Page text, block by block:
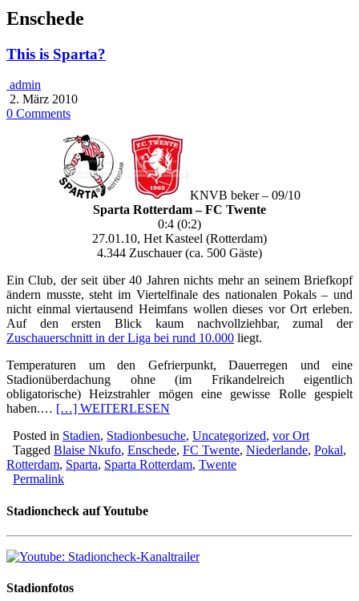
Enschede
This is Sparta?
admin
2. März 2010
0 Comments
KNVB beker – 09/10
Sparta Rotterdam – FC Twente
0:4 (0:2)
27.01.10, Het Kasteel (Rotterdam)
4.344 Zuschauer (ca. 500 Gäste)
Ein Club, der seit über 40 Jahren nichts mehr an seinem Briefkopf
ändern musste, steht im Viertelfinale des nationalen Pokals – und
nicht einmal viertausend Heimfans wollen dieses vor Ort erleben.
Auf den ersten Blick kaum nachvollziehbar, zumal der
Zuschauerschnitt in der Liga bei rund 10.000 liegt.
Temperaturen um den Gefrierpunkt, Dauerregen und eine
Stadionüberdachung ohne (im Frikandelreich eigentlich
obligatorische) Heizstrahler mögen eine gewisse Rolle gespielt
haben.… […] WEITERLESEN
Posted in Stadien, Stadionbesuche, Uncategorized, vor Ort
Tagged Blaise Nkufo, Enschede, FC Twente, Niederlande, Pokal,
Rotterdam, Sparta, Sparta Rotterdam, Twente
Permalink
Stadioncheck auf Youtube
Stadionfotos